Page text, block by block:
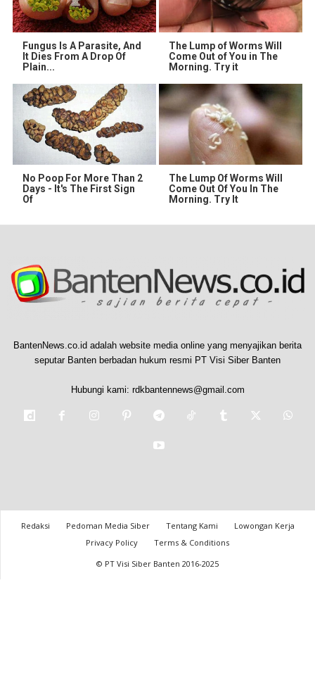
Fungus Is A Parasite, And
It Dies From A Drop Of
Plain...
The Lump of Worms Will
Come Out of You in The
Morning. Try it
No Poop For More Than 2
Days - It's The First Sign
Of
The Lump Of Worms Will
Come Out Of You In The
Morning. Try It
BantenNews.co.id adalah website media online yang menyajikan berita
seputar Banten berbadan hukum resmi PT Visi Siber Banten
Hubungi kami: rdkbantennews@gmail.com
Redaksi Pedoman Media Siber Tentang Kami
Lowongan Kerja
Privacy Policy
Terms & Conditions
© PT Visi Siber Banten 2016-2025